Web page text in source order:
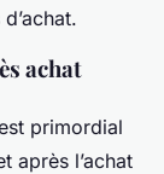
achat
primordial
après l’achat